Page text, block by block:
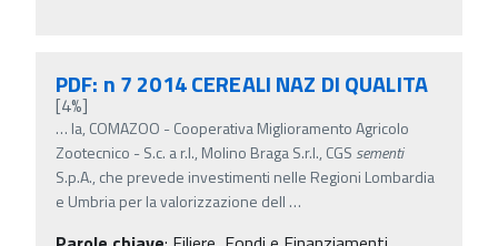
PDF: n 7 2014 CEREALI NAZ DI QUALITA
[4%]
… la, COMAZOO - Cooperativa Miglioramento Agricolo
Zootecnico - S.c. a r.l., Molino Braga S.r.l., CGS sementi
S.p.A., che prevede investimenti nelle Regioni Lombardia
e Umbria per la valorizzazione dell …